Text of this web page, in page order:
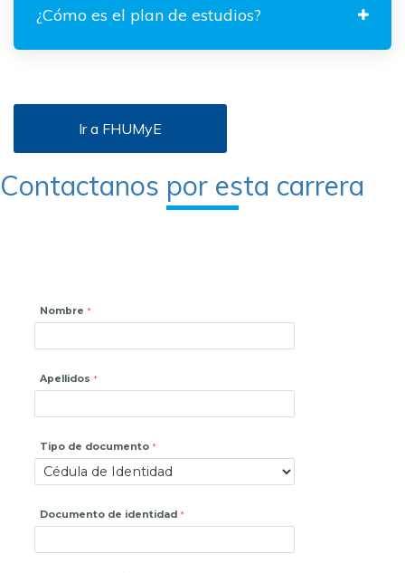
¿Cómo es el plan de estudios?
Ir a FHUMyE
Contactanos por esta carrera
Nombre
Apellidos
Tipo de documento
Documento de identidad